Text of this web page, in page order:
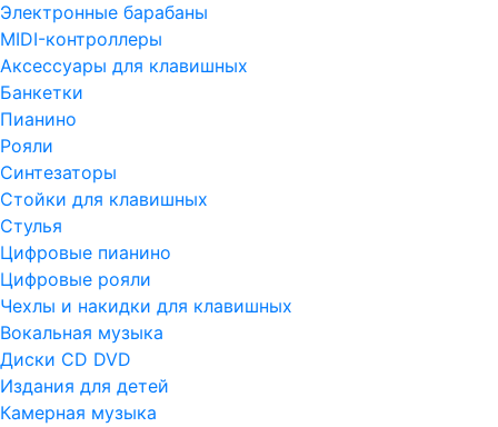
Электронные барабаны
MIDI-контроллеры
Аксессуары для клавишных
Банкетки
Пианино
Рояли
Синтезаторы
Стойки для клавишных
Стулья
Цифровые пианино
Цифровые рояли
Чехлы и накидки для клавишных
Вокальная музыка
Диски CD DVD
Издания для детей
Камерная музыка